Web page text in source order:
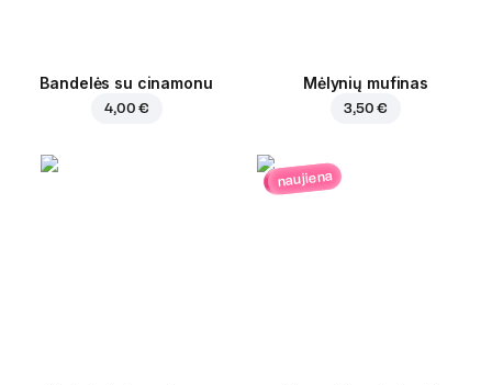
Bandelės su cinamonu
4,00 €
Mėlynių mufinas
3,50 €
naujiena